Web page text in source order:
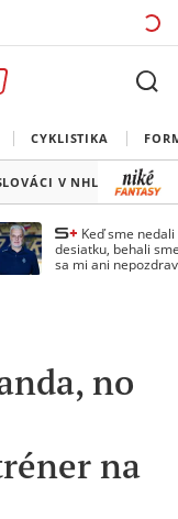
CYKLISTIKA
V NHL
Keď sme
desiatku, behali
sa mi ani
no
na